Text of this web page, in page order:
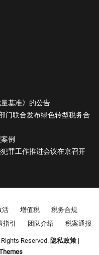
基准》的公告
门联合发布绿色转型税务合
例
罪工作推进会议在京召开
活 增值税
税务合规
引 团队介绍 税案通报
Rights Reserved. 隐私政策 |